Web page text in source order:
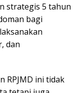
strategis 5 tahun
bagi
dan
RPJMD ini tidak